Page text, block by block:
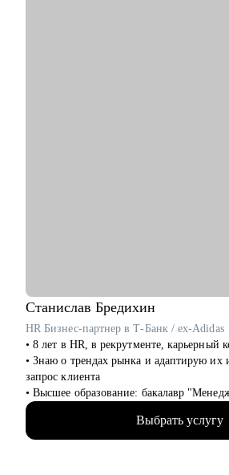
Станислав Бредихин
HR Бизнес-партнер в Т-Банк / ex-Adidas
• 8 лет в HR, в рекрутменте, карьерный
• Знаю о трендах рынка и адаптирую их
запрос клиента
• Высшее образование: бакалавр
"Экономика"
• Провел 1000+ собеседований, на
(средний и высший менеджмент)
Выбрать услугу